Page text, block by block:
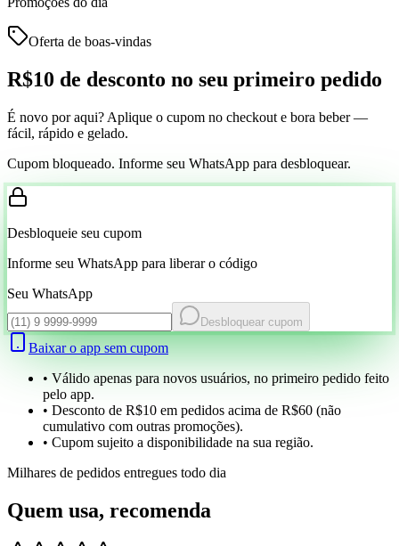
Oferta de boas-vindas
R$10 de desconto no seu primeiro pedido
É novo por aqui? Aplique o cupom no checkout e bora beber —
fácil, rápido e gelado.
Cupom bloqueado. Informe seu WhatsApp para desbloquear.
Desbloqueie seu cupom
Informe seu WhatsApp para liberar o código
Seu WhatsApp
Desbloquear cupom
Baixar o app sem cupom
• Válido apenas para novos usuários, no primeiro pedido feito
pelo app.
• Desconto de R$10 em pedidos acima de R$60 (não
cumulativo com outras promoções).
• Cupom sujeito a disponibilidade na sua região.
Milhares de pedidos entregues todo dia
Quem usa, recomenda